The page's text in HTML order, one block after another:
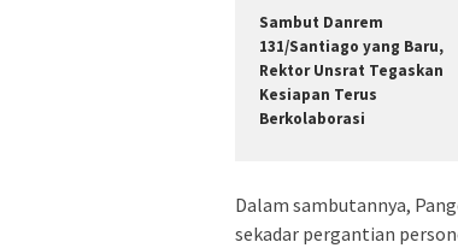
Sambut Danrem
131/Santiago yang Baru,
Rektor Unsrat Tegaskan
Kesiapan Terus
Berkolaborasi
Dalam sambutannya,
sekadar pergantian